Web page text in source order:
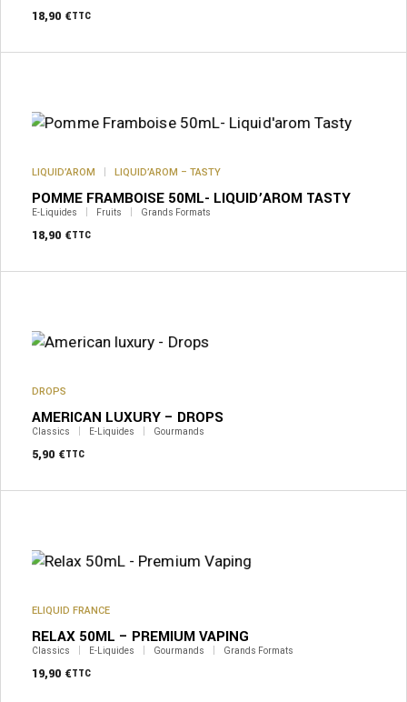
18,90 €TTC
LIQUID’AROM LIQUID’AROM – TASTY
POMME FRAMBOISE 50ML- LIQUID’AROM TASTY
E-Liquides Fruits Grands Formats
18,90 €TTC
DROPS
AMERICAN LUXURY – DROPS
Classics E-Liquides Gourmands
5,90 €TTC
variations.
peuvent
choisies
page
produit
ELIQUID FRANCE
RELAX 50ML – PREMIUM VAPING
Classics E-Liquides Gourmands Grands Formats
19,90 €TTC